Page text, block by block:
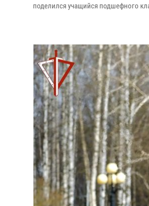
поделился учащийся подшефного